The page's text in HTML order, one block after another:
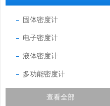
固体密度计
电子密度计
液体密度计
多功能密度计
查看全部